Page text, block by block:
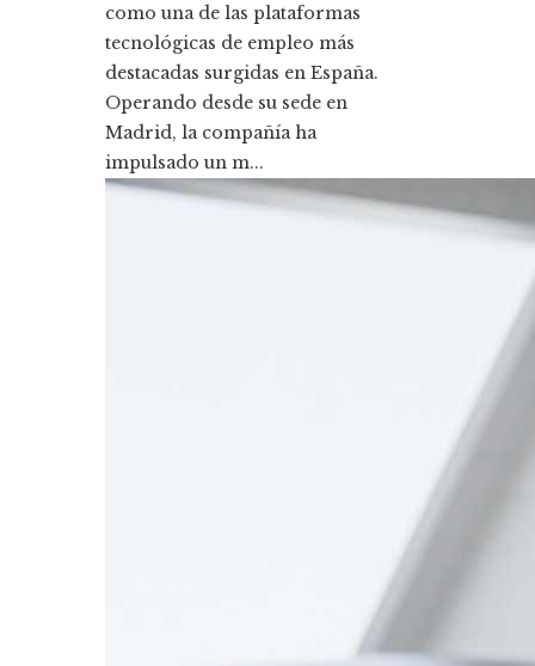
como una de las plataformas
tecnológicas de empleo más
destacadas surgidas en España.
Operando desde su sede en
Madrid, la compañía ha
impulsado un m...